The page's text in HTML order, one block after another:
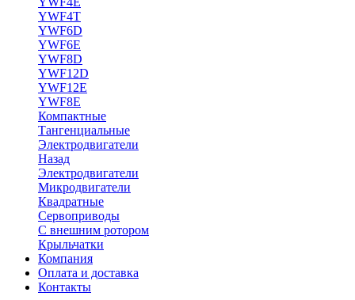
YWF4T
YWF6D
YWF6E
YWF8D
YWF12D
YWF12E
YWF8E
Компактные
Тангенциальные
Электродвигатели
Назад
Электродвигатели
Микродвигатели
Квадратные
Сервоприводы
С внешним ротором
Крыльчатки
Компания
Оплата и доставка
Контакты